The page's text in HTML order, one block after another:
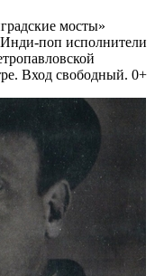
мосты»
Инди-поп исполнители
Вход свободный. 0+